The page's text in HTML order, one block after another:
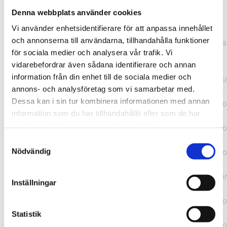
Denna webbplats använder cookies
Vi använder enhetsidentifierare för att anpassa innehållet
och annonserna till användarna, tillhandahålla funktioner
för sociala medier och analysera vår trafik. Vi
vidarebefordrar även sådana identifierare och annan
information från din enhet till de sociala medier och
annons- och analysföretag som vi samarbetar med.
Dessa kan i sin tur kombinera informationen med annan
information som du har tillhandahållit eller som de har
Nödvändig
Inställningar
Statistik
TypeError: "".concat(...).concat(...).replaceAll is not a
function at
https://webshop.pressbyran.se/_next/static/chunks/pages/
b1763451a2186f9e.js:1:11050 at Array.map
(<anonymous>) at K
(https://webshop.pressbyran.se/_next/static/chunks/pages/
b1763451a2186f9e.js:1:10836) at lk
(https://webshop.pressbyran.se/_next/static/chunks/
b241200379730ac0.js:1:129835) at i
(https://webshop.pressbyran.se/_next/static/chunks/
(https://webshop.pressbyran.se/_next/static/chunks/
https://webshop.pressbyran.se/_next/static/chunks/
b241200379730ac0.js:1:167872 at uI
(https://webshop.pressbyran.se/_next/static/chunks/
b241200379730ac0.js:1:167879) at uE
(https://webshop.pressbyran.se/_next/static/chunks/